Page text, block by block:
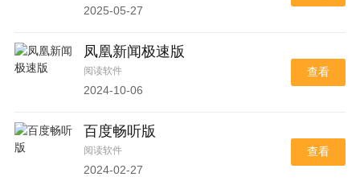
2025-05-27
凤凰新闻极速版
阅读软件
2024-10-06
查看
百度畅听版
阅读软件
2024-02-27
查看